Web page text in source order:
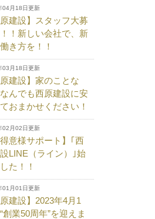
04月18日更新
原建設】スタッフ大募
！新しい会社で、新
き方を！！
03月18日更新
原建設】家のことな
んでも西原建設に安
おまかせください！
02月02日更新
得意様サポート】｢西
LINE（ライン）｣始
た！！
01月01日更新
原建設】2023年4月1
創業50周年”を迎えま